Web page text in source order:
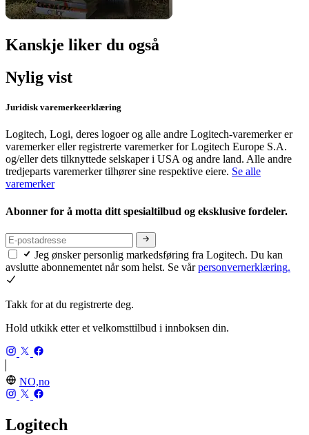
Kanskje liker du også
Nylig vist
Juridisk varemerkeerklæring
Logitech, Logi, deres logoer og alle andre Logitech-varemerker er
varemerker eller registrerte varemerker for Logitech Europe S.A.
og/eller dets tilknyttede selskaper i USA og andre land. Alle andre
tredjeparts varemerker tilhører sine respektive eiere. Se alle
varemerker
Abonner for å motta ditt spesialtilbud og eksklusive fordeler.
Jeg ønsker personlig markedsføring fra Logitech. Du kan
avslutte abonnementet når som helst. Se vårpersonvernerklæring.
Takk for at du registrerte deg.
Hold utkikk etter et velkomsttilbud i innboksen din.
NO,no
Logitech